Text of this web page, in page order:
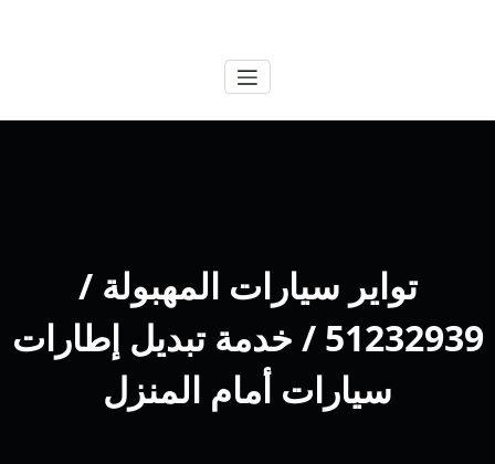
تواير سيارات المهبولة /
51232939‬ / خدمة تبديل إطارات
سيارات أمام المنزل